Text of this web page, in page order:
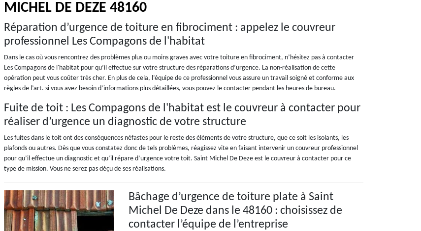
MICHEL DE DEZE 48160
Réparation d’urgence de toiture en fibrociment : appelez le couvreur
professionnel Les Compagons de l'habitat
Dans le cas où vous rencontrez des problèmes plus ou moins graves avec votre toiture en fibrociment, n’hésitez pas à contacter
Les Compagons de l'habitat pour qu’il effectue sur votre structure des réparations d’urgence. La non-réalisation de cette
opération peut vous coûter très cher. En plus de cela, l’équipe de ce professionnel vous assure un travail soigné et conforme aux
règles de l’art. si vous avez besoin d’informations plus détaillées, vous pouvez le contacter pendant les heures de bureau.
Fuite de toit : Les Compagons de l'habitat est le couvreur à contacter pour
réaliser d’urgence un diagnostic de votre structure
Les fuites dans le toit ont des conséquences néfastes pour le reste des éléments de votre structure, que ce soit les isolants, les
plafonds ou autres. Dès que vous constatez donc de tels problèmes, réagissez vite en faisant intervenir un couvreur professionnel
pour qu’il effectue un diagnostic et qu’il répare d’urgence votre toit. Saint Michel De Deze est le couvreur à contacter pour ce
type de mission. Vous ne serez pas déçu de ses réalisations.
Bâchage d’urgence de toiture plate à Saint
Michel De Deze dans le 48160 : choisissez de
contacter l’équipe de l’entreprise